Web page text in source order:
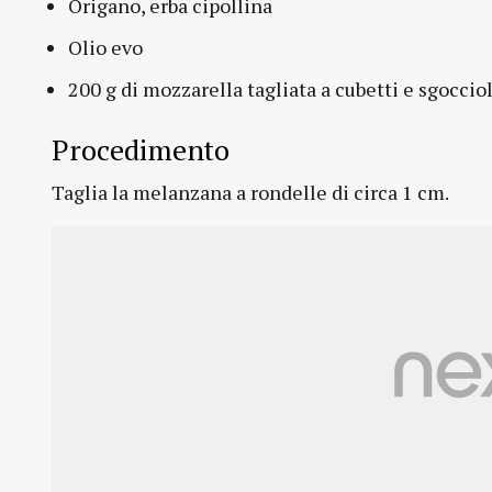
Origano, erba cipollina
Olio evo
200 g di mozzarella tagliata a cubetti e
Procedimento
Taglia la melanzana a rondelle di circa 1 cm.